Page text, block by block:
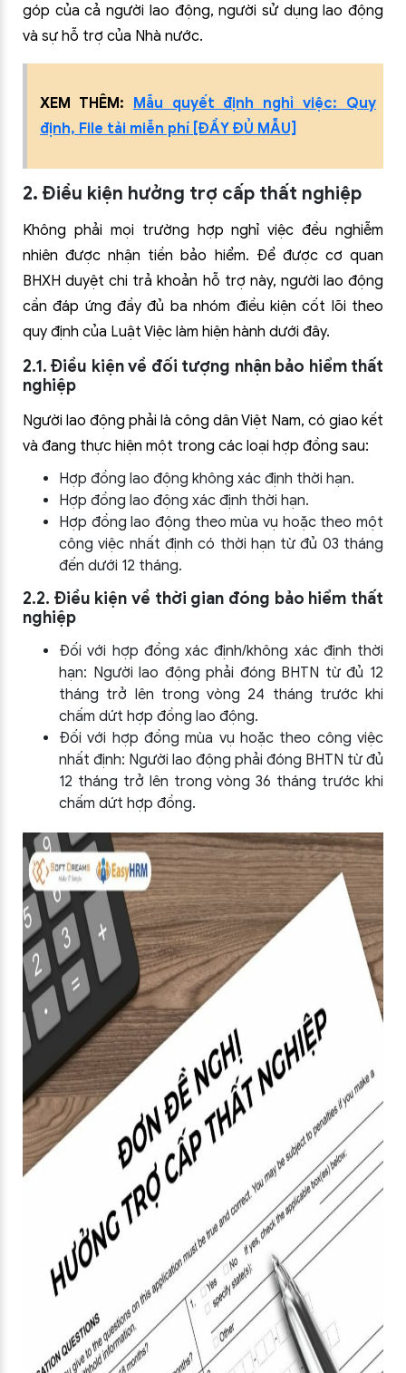
góp của cả người lao động, người sử dụng lao động
và sự hỗ trợ của Nhà nước.
XEM THÊM: Mẫu quyết định nghỉ việc: Quy
định, File tải miễn phí [ĐẦY ĐỦ MẪU]
2. Điều kiện hưởng trợ cấp thất nghiệp
Không phải mọi trường hợp nghỉ việc đều nghiễm
nhiên được nhận tiền bảo hiểm. Để được cơ quan
BHXH duyệt chi trả khoản hỗ trợ này, người lao động
cần đáp ứng đầy đủ ba nhóm điều kiện cốt lõi theo
quy định của Luật Việc làm hiện hành dưới đây.
2.1. Điều kiện về đối tượng nhận bảo hiểm thất
nghiệp
Người lao động phải là công dân Việt Nam, có giao kết
và đang thực hiện một trong các loại hợp đồng sau:
Hợp đồng lao động không xác định thời hạn.
Hợp đồng lao động xác định thời hạn.
Hợp đồng lao động theo mùa vụ hoặc theo một
công việc nhất định có thời hạn từ đủ 03 tháng
đến dưới 12 tháng.
2.2. Điều kiện về thời gian đóng bảo hiểm thất
nghiệp
Đối với hợp đồng xác định/không xác định thời
hạn: Người lao động phải đóng BHTN từ đủ 12
tháng trở lên trong vòng 24 tháng trước khi
chấm dứt hợp đồng lao động.
Đối với hợp đồng mùa vụ hoặc theo công việc
nhất định: Người lao động phải đóng BHTN từ đủ
12 tháng trở lên trong vòng 36 tháng trước khi
chấm dứt hợp đồng.